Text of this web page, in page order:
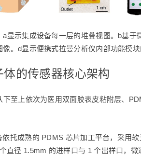
显示集成设备每一层的堆叠视图。b基
。d显示便携式拉曼分析仪内部功能模块
的传感器核心架构
至上依次为医用双面胶表皮粘附层、
托成熟的 PDMS 芯片加工平台，采用
直径 1.5mm 的进样口与 1 个出样口，